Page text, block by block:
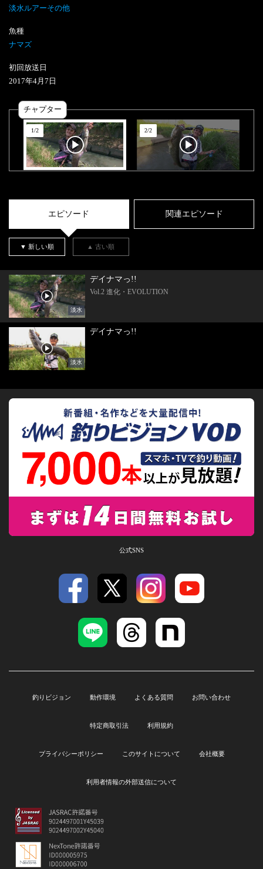
淡水ルアーその他
魚種
ナマズ
初回放送日
2017年4月 7 日
チャプター
1/2 2/2
エピソード 関連エピソード
▼ 新しい順 ▲ 古い順
淡水
デイナマっ!!
Vol.2 進化・EVOLUTION
淡水
デイナマっ!!
公式SNS
釣りビジョン 動作環境 よくある質問 お問い合わせ
特定商取引法 利用規約
プライバシーポリシー このサイトについて 会社概要
利用者情報の外部送信について